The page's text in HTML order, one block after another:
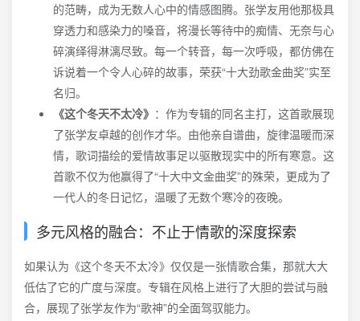
的范畴，成为无数人心中的情感图腾。张学友用他那极具
穿透力和感染力的嗓音，将漫长等待中的痴情、无奈与心
碎演绎得淋漓尽致。每一个转音，每一次呼吸，都仿佛在
诉说着一个令人心碎的故事，荣获“十大劲歌金曲奖”实至
名归。
《这个冬天不太冷》 ：作为专辑的同名主打，这首歌展现
了张学友卓越的创作才华。由他亲自谱曲，旋律温暖而深
情，歌词描绘的爱情故事足以驱散现实中的所有寒意。这
首歌不仅为他赢得了“十大中文金曲奖”的殊荣，更成为了
一代人的冬日记忆，温暖了无数个寒冷的夜晚。
多元风格的融合：不止于情歌的深度探索
如果认为《这个冬天不太冷》仅仅是一张情歌合集，那就大大
低估了它的广度与深度。专辑在风格上进行了大胆的尝试与融
合，展现了张学友作为“歌神”的全面驾驭能力。